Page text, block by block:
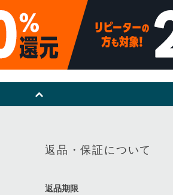
返品・保証について
返品期限